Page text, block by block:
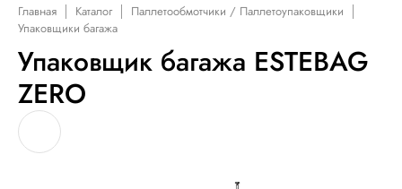
Главная Каталог
Паллетообмотчики / Паллетоупаковщики
Упаковщики багажа
Упаковщик багажа ESTEBAG
ZERO